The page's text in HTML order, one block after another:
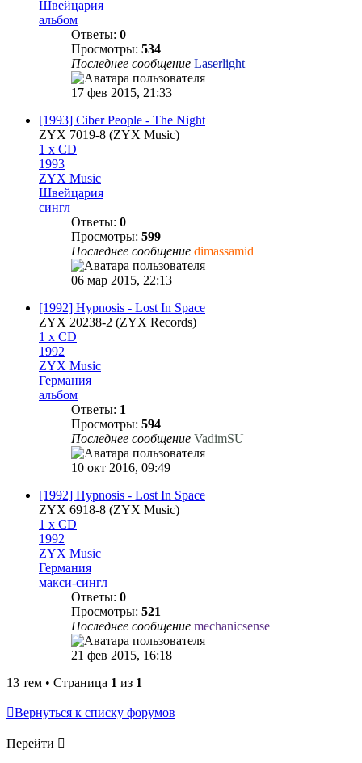
Швейцария
альбом
Ответы: 0
Просмотры: 534
Последнее сообщение Laserlight
17 фев 2015, 21:33
[1993] Ciber People - The Night
ZYX 7019-8 (ZYX Music)
1 x CD
1993
ZYX Music
Швейцария
сингл
Ответы: 0
Просмотры: 599
Последнее сообщение dimassamid
06 мар 2015, 22:13
[1992] Hypnosis - Lost In Space
ZYX 20238-2 (ZYX Records)
1 x CD
1992
ZYX Music
Германия
альбом
Ответы: 1
Просмотры: 594
Последнее сообщение VadimSU
10 окт 2016, 09:49
[1992] Hypnosis - Lost In Space
ZYX 6918-8 (ZYX Music)
1 x CD
1992
ZYX Music
Германия
макси-сингл
Ответы: 0
Просмотры: 521
Последнее сообщение mechanicsense
21 фев 2015, 16:18
13 тем • Страница 1 из 1
Вернуться к списку форумов
Перейти